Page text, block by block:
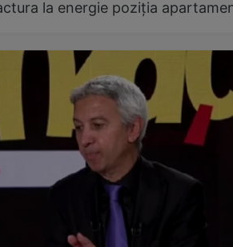
la energie poziția